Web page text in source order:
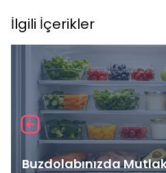
İlgili İçerikler
Buzdolabınızda